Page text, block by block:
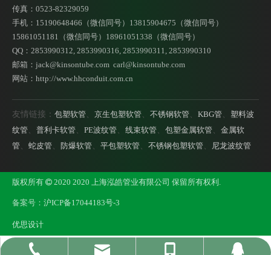
传真：0523-82329059
手机：15190648466（微信同号）13815904675（微信同号）
15861051181（微信同号）18961051338（微信同号）
QQ：2853990312, 2853990316, 2853990311, 2853990310
邮箱： jack@kinsontube.com carl@kinsontube.com
网站：http://www.hhconduit.com.cn
友情链接： 包塑软管 京生包塑软管 不锈钢软管 KBG管
塑料波
纹管
普利卡软管 PE波纹管 线束软管 包塑金属软管
金属软
管
蛇皮管 防爆软管 平包塑软管 不锈钢包塑软管 尼龙波纹管
jack@kinsontube.com
版权所有  2020 2020 上海泓皓管业有限公司 保留所有权利.
备案号： 沪ICP备17044183号-3
优思设计